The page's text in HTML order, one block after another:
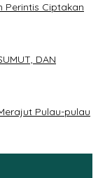
Perintis Ciptakan
DAN
Pulau-pulau